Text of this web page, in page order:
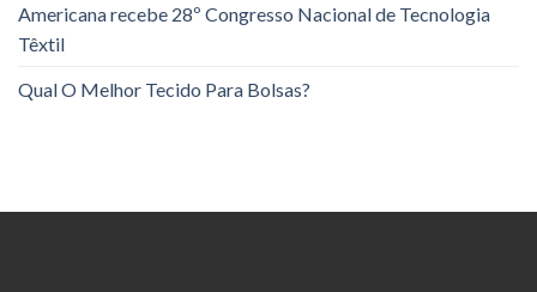
Americana recebe 28º Congresso Nacional de Tecnologia
Têxtil
Qual O Melhor Tecido Para Bolsas?